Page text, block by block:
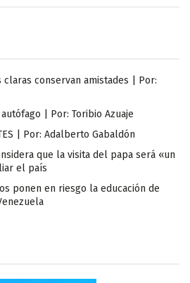
claras conservan amistades | Por:
| Por: Toribio Azuaje
| Por: Adalberto Gabaldón
que la visita del papa será «un
el país
ponen en riesgo la educación de